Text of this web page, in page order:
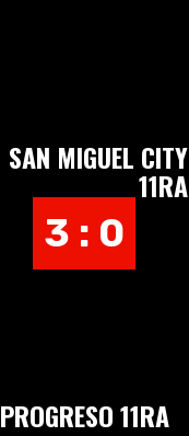
SAN MIGUEL CITY
11RA
3 : 0
PROGRESO 11RA